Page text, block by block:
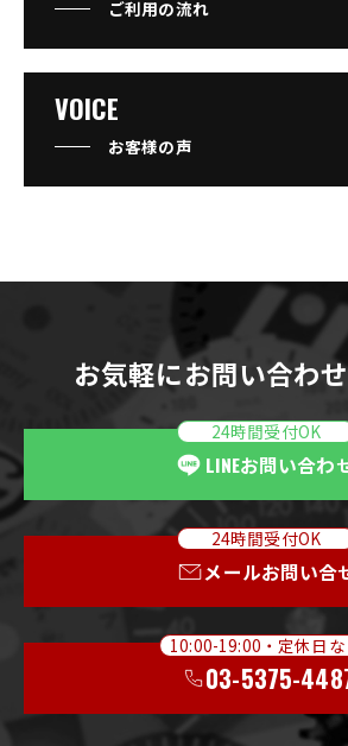
ご利用の流れ
VOICE
お客様の声
お気軽にお問い合わ
24時間受付OK
LINEお問い合わ
24時間受付OK
メールお問い合
10:00-19:00・定休日な
03-5375-